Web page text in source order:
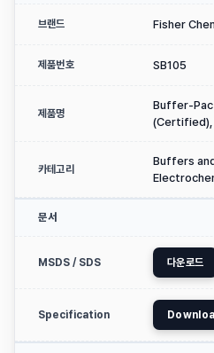
브랜드 Fisher
제품번호 SB105
제품명
Buffer-
(Certified),
카테고리
Buffers
문서
MSDS / SDS 다운로드
Specification